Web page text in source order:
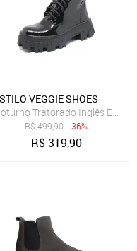
Marrom
VEGGIE SHOES
Tratorado Inglês Estilo
R$499,90 - 36%
R$319,90